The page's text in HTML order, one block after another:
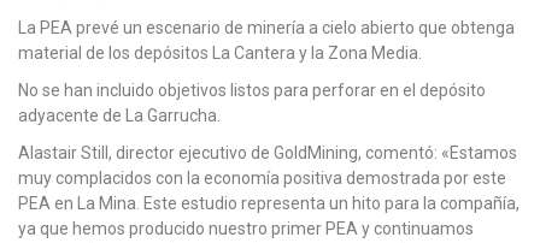
La PEA prevé un escenario de minería a cielo abierto que obtenga
material de los depósitos La Cantera y la Zona Media.
No se han incluido objetivos listos para perforar en el depósito
adyacente de La Garrucha.
Alastair Still, director ejecutivo de GoldMining, comentó: «Estamos
muy complacidos con la economía positiva demostrada por este
PEA en La Mina. Este estudio representa un hito para la compañía,
ya que hemos producido nuestro primer PEA y continuamos